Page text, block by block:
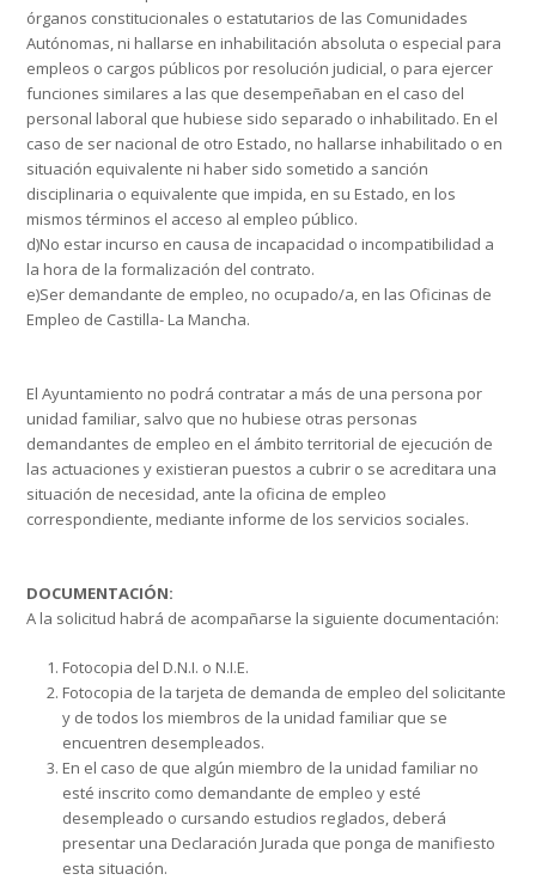
órganos constitucionales o estatutarios de las Comunidades
Autónomas, ni hallarse en inhabilitación absoluta o especial para
empleos o cargos públicos por resolución judicial, o para ejercer
funciones similares a las que desempeñaban en el caso del
personal laboral que hubiese sido separado o inhabilitado. En el
caso de ser nacional de otro Estado, no hallarse inhabilitado o en
situación equivalente ni haber sido sometido a sanción
disciplinaria o equivalente que impida, en su Estado, en los
mismos términos el acceso al empleo público.
d)No estar incurso en causa de incapacidad o incompatibilidad a
la hora de la formalización del contrato.
e)Ser demandante de empleo, no ocupado/a, en las Oficinas de
Empleo de Castilla- La Mancha.
El Ayuntamiento no podrá contratar a más de una persona por
unidad familiar, salvo que no hubiese otras personas
demandantes de empleo en el ámbito territorial de ejecución de
las actuaciones y existieran puestos a cubrir o se acreditara una
situación de necesidad, ante la oficina de empleo
correspondiente, mediante informe de los servicios sociales.
DOCUMENTACIÓN:
A la solicitud habrá de acompañarse la siguiente documentación:
Fotocopia del D.N.I. o N.I.E.
Fotocopia de la tarjeta de demanda de empleo del solicitante
y de todos los miembros de la unidad familiar que se
encuentren desempleados.
En el caso de que algún miembro de la unidad familiar no
esté inscrito como demandante de empleo y esté
desempleado o cursando estudios reglados, deberá
presentar una Declaración Jurada que ponga de manifiesto
esta situación.